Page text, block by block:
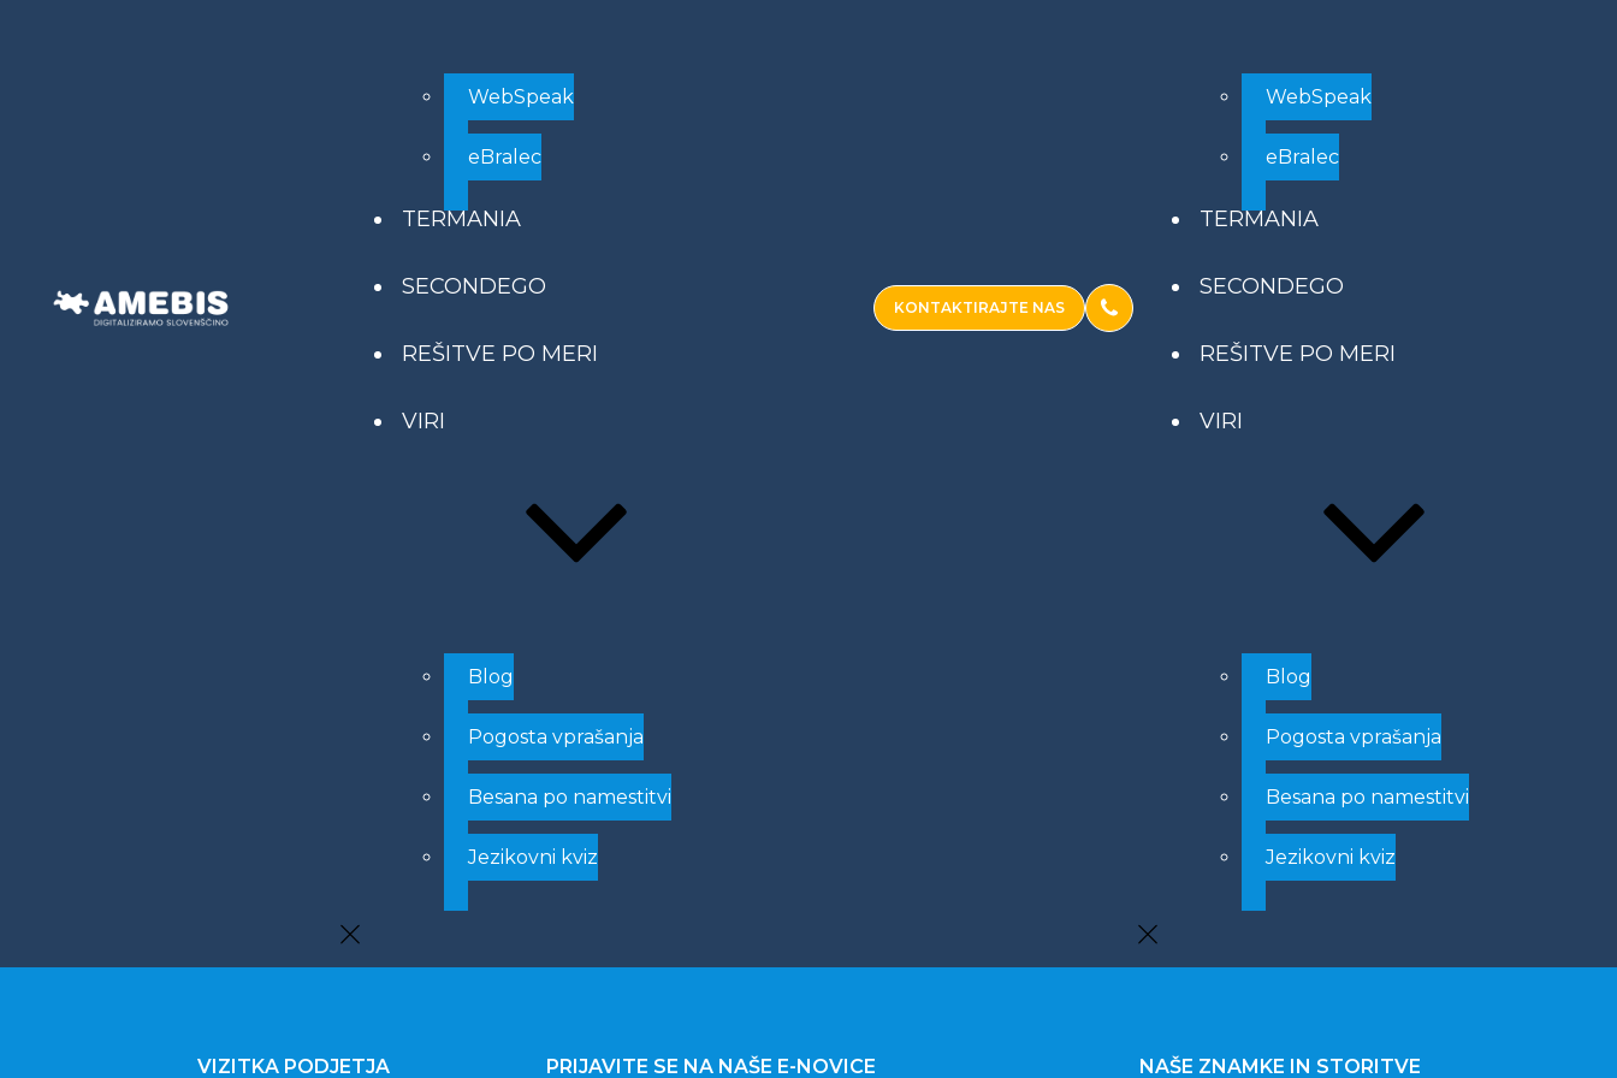
WebSpeak
eBralec
TERMANIA
SECONDEGO
REŠITVE PO MERI
VIRI
Blog
Pogosta vprašanja
Besana po namestitvi
Jezikovni kviz
KONTAKTIRAJTE NAS
WebSpeak
eBralec
TERMANIA
SECONDEGO
REŠITVE PO MERI
VIRI
Blog
Pogosta vprašanja
Besana po namestitvi
Jezikovni kviz
VIZITKA PODJETJA PRIJAVITE SE NA NAŠE E-NOVICE NAŠE ZNAMKE IN STORITVE